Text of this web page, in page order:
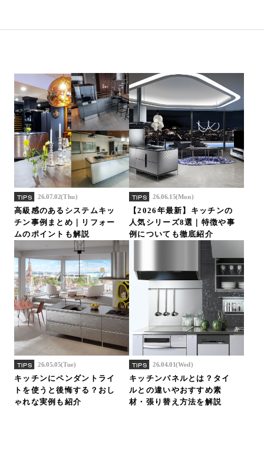
TIPS 26.07.02(Thu)
高級感のあるシステムキッ
チン事例まとめ｜リフォー
ムのポイントも解説
TIPS 26.06.15(Mon)
【2026年最新】キッチンの
人気シリーズ8選｜特徴や事
例についても徹底紹介
TIPS 26.05.05(Tue)
キッチンにペンダントライ
トを使うと後悔する？おし
ゃれな実例も紹介
TIPS 26.04.01(Wed)
キッチンパネルとは？タイ
ルとの違いやおすすめ素
材・張り替え方法を解説